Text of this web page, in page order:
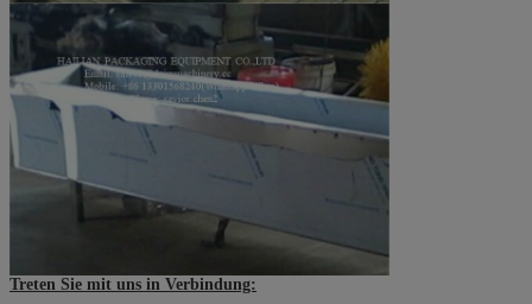
Treten Sie mit uns in Verbindung: